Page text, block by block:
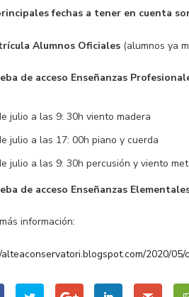
fechas a tener en cuenta
Alumnos Oficiales (alumnos ya
de acceso Enseñanzas
julio a las 9: 30h viento madera
julio a las 17: 00h piano y cuerda
julio a las 9: 30h percusión y viento
de acceso Enseñanzas
información:
2020/